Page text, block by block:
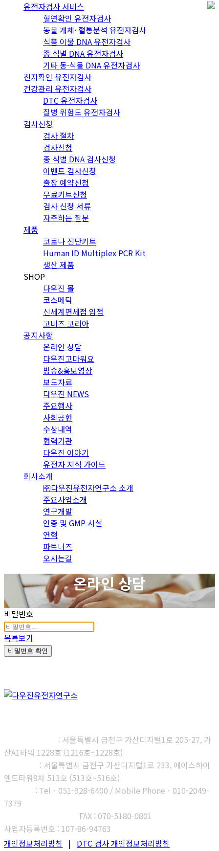
유전자검사 서비스
혈연확인 유전자검사
동물 개체· 혈통분석 유전자검사
식품 이물 DNA 유전자검사
종 식별 DNA 유전자검사
기타 동·식물 DNA 유전자검사
친자확인 유전자검사
건강관리 유전자검사
DTC 유전자검사
질병 위험도 유전자검사
검사신청
검사 절차
검사신청
종 식별 DNA 검사신청
이벤트 검사신청
출장 예약신청
무료키트신청
검사 신청 서류
자주하는 질문
제품
코로나 진단키트
Human ID Multiplex PCR Kit
생산 제품
SHOP
다우진 몰
코스메틱
신세계면세점 입점
고비즈 코리아
공지사항
온라인 상담
다우진고마워요
방송&홍보영상
보도자료
다우진 NEWS
주요행사
사회공헌
수상내역
협력기관
다우진 이야기
유전자 지식 가이드
회사소개
㈜다우진유전자연구소 소개
주요사업소개
연구개발
인증 및 GMP 시설
연혁
파트너즈
오시는길
온라인 상담
비밀번호
목록보기
비밀번호 확인
: 서울특별시 금천구 가산디지털1로 205-27, 가
산A1타워 1228호 (1216호~1228호)
: 서울특별시 금천구 가산디지털1로 233, 에이스하이
엔드타워9차 513호 (513호~516호)
: Telㆍ051-928-6400 / Mobile Phoneㆍ010-2049-
7379
FAX : 070-5180-0801
사업자등록번호 : 107-86-94763
개인정보처리방침 | DTC 검사 개인정보처리방침